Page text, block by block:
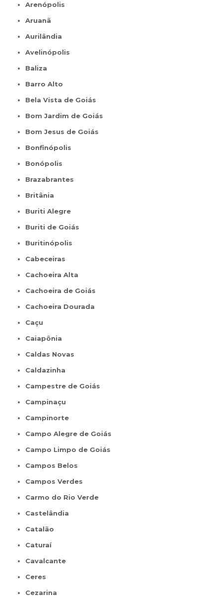
Arenópolis
Aruanã
Aurilândia
Avelinópolis
Baliza
Barro Alto
Bela Vista de Goiás
Bom Jardim de Goiás
Bom Jesus de Goiás
Bonfinópolis
Bonópolis
Brazabrantes
Britânia
Buriti Alegre
Buriti de Goiás
Buritinópolis
Cabeceiras
Cachoeira Alta
Cachoeira de Goiás
Cachoeira Dourada
Caçu
Caiapônia
Caldas Novas
Caldazinha
Campestre de Goiás
Campinaçu
Campinorte
Campo Alegre de Goiás
Campo Limpo de Goiás
Campos Belos
Campos Verdes
Carmo do Rio Verde
Castelândia
Catalão
Caturaí
Cavalcante
Ceres
Cezarina